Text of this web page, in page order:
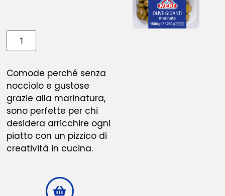
Comode perché senza
nocciolo e gustose
grazie alla marinatura,
sono perfette per chi
desidera arricchire ogni
piatto con un pizzico di
creatività in cucina.